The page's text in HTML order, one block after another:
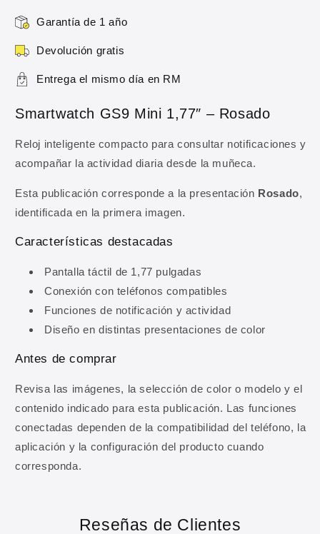
Rosado
Rosado
Garantía de 1 año
Devolución gratis
Entrega el mismo día en RM
Smartwatch GS9 Mini 1,77″ – Rosado
Reloj inteligente compacto para consultar notificaciones y
acompañar la actividad diaria desde la muñeca.
Esta publicación corresponde a la presentación Rosado,
identificada en la primera imagen.
Características destacadas
Pantalla táctil de 1,77 pulgadas
Conexión con teléfonos compatibles
Funciones de notificación y actividad
Diseño en distintas presentaciones de color
Antes de comprar
Revisa las imágenes, la selección de color o modelo y el
contenido indicado para esta publicación. Las funciones
conectadas dependen de la compatibilidad del teléfono, la
aplicación y la configuración del producto cuando
corresponda.
Reseñas de Clientes
10% DE DESCUENTO
descuento en tu primera
compra
Ingresa tu correo para obtener 10% de
descuento en tu primera compra, además de
ofertas y novedades.
Correo electrónico
OBTENER MI 10% DE DESCUENTO
Al registrarte aceptas recibir comunicaciones comerciales y